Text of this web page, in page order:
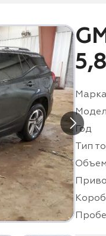
56 авто
Мотоциклы
383 мото
Марка
Год
Тип